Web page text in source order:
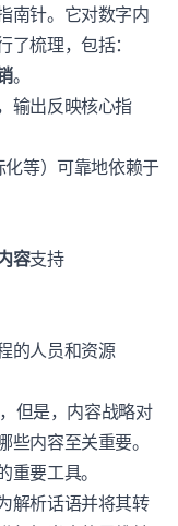
南针。它对数字内
梳理，包括：
。
输出反映核心指
等）可靠地依赖于
容支持
的人员和资源
但是，内容战略对
内容至关重要。
要工具。
解析话语并将其转